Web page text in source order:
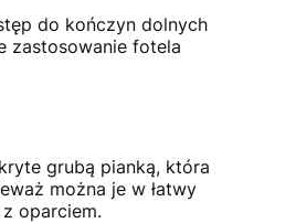
do kończyn dolnych
zastosowanie fotela
grubą pianką, która
można je w łatwy
oparciem.